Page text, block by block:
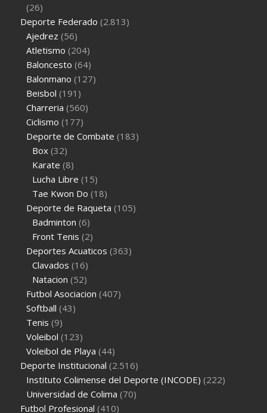
(26)
Deporte Federado (2.813)
Ajedrez (56)
Atletismo (204)
Baloncesto (64)
Balonmano (127)
Beisbol (191)
Charreria (560)
Ciclismo (177)
Deporte de Combate (183)
Box (32)
Karate (8)
Lucha Libre (15)
Tae Kwon Do (18)
Deporte de Raqueta (105)
Badminton (6)
Front Tenis (2)
Deportes Acuaticos (363)
Clavados (16)
Natacion (52)
Futbol Asociacion (407)
Softball (43)
Tenis (9)
Voleibol (123)
Voleibol de Playa (44)
Deporte Institucional (2.516)
Instituto Colimense del Deporte (INCODE) (222)
Universidad de Colima (70)
Futbol Profesional (410)